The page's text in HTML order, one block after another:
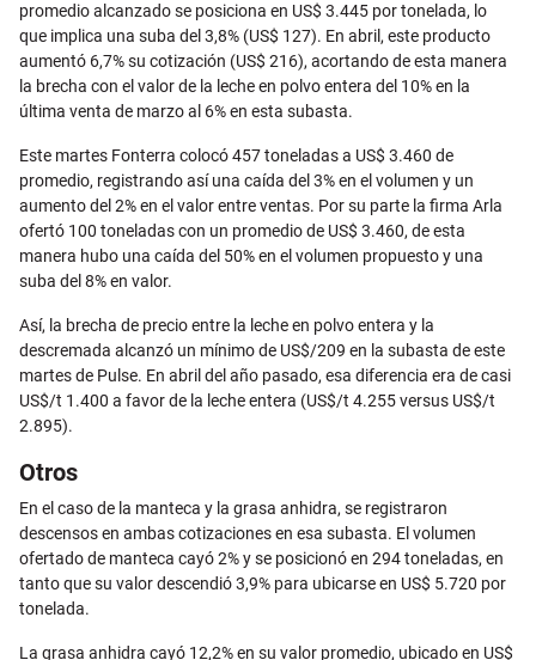
promedio alcanzado se posiciona en US$ 3.445 por tonelada, lo
que implica una suba del 3,8% (US$ 127). En abril, este producto
aumentó 6,7% su cotización (US$ 216), acortando de esta manera
la brecha con el valor de la leche en polvo entera del 10% en la
última venta de marzo al 6% en esta subasta.
Este martes Fonterra colocó 457 toneladas a US$ 3.460 de
promedio, registrando así una caída del 3% en el volumen y un
aumento del 2% en el valor entre ventas. Por su parte la firma Arla
ofertó 100 toneladas con un promedio de US$ 3.460, de esta
manera hubo una caída del 50% en el volumen propuesto y una
suba del 8% en valor.
Así, la brecha de precio entre la leche en polvo entera y la
descremada alcanzó un mínimo de US$/209 en la subasta de este
martes de Pulse. En abril del año pasado, esa diferencia era de casi
US$/t 1.400 a favor de la leche entera (US$/t 4.255 versus US$/t
2.895).
Otros
En el caso de la manteca y la grasa anhidra, se registraron
descensos en ambas cotizaciones en esa subasta. El volumen
ofertado de manteca cayó 2% y se posicionó en 294 toneladas, en
tanto que su valor descendió 3,9% para ubicarse en US$ 5.720 por
tonelada.
La grasa anhidra cayó 12,2% en su valor promedio, ubicado en US$